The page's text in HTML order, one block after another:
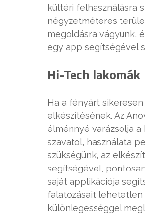
kültéri felhasználásra
négyzetméteres
megoldásra vágyunk,
egy app segítségével
Hi-Tech lakomák
Ha a fényárt
elkészítésének. Az
élménnyé varázsolja
szavatol, használata
szükségünk, az
segítségével,
saját applikációja
falatozásait lehetetlen
különlegességgel